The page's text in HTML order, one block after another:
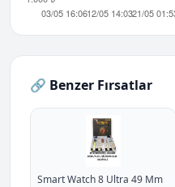
🔗 Benzer Fırsatlar
Smart Watch 8 Ultra 49 Mm